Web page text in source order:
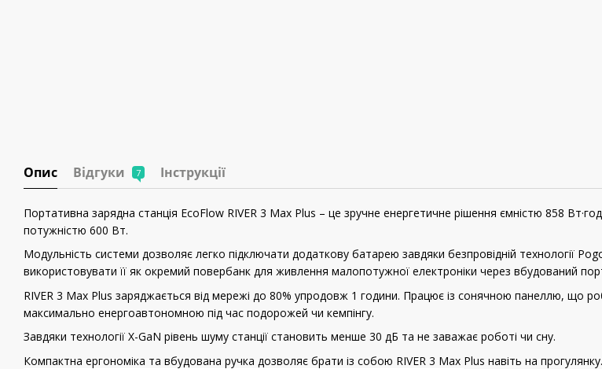
Опис Відгуки 7 Інструкції
Портативна зарядна станція EcoFlow RIVER 3 Max Plus – це зручне енергетичне рішення ємністю 858
потужністю 600 Вт.
Модульність системи дозволяє легко підключати додаткову батарею завдяки безпровідній технології
використовувати її як окремий повербанк для живлення малопотужної електроніки через вбудований
RIVER 3 Max Plus заряджається від мережі до 80% упродовж 1 години. Працює із сонячною панеллю, що
максимально енергоавтономною під час подорожей чи кемпінгу.
Завдяки технології X-GaN рівень шуму станції становить менше 30 дБ та не заважає роботі чи сну.
Компактна ергономіка та вбудована ручка дозволяє брати із собою RIVER 3 Max Plus навіть на прогулянку.